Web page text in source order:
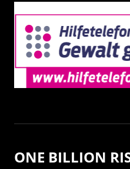
ONE BILLION